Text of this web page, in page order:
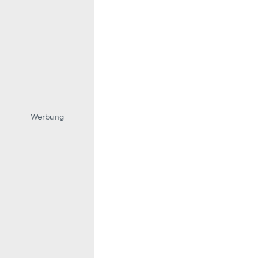
Werbung